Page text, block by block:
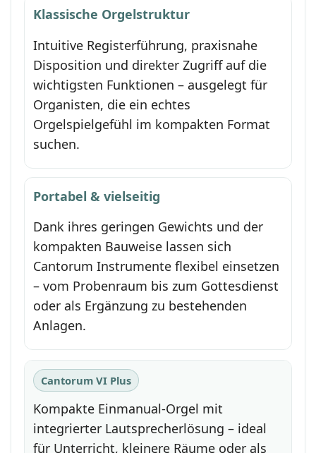
Klassische Orgelstruktur
Intuitive Registerführung, praxisnahe
Disposition und direkter Zugriff auf die
wichtigsten Funktionen – ausgelegt für
Organisten, die ein echtes
Orgelspielgefühl im kompakten Format
suchen.
Portabel & vielseitig
Dank ihres geringen Gewichts und der
kompakten Bauweise lassen sich
Cantorum Instrumente flexibel einsetzen
– vom Probenraum bis zum Gottesdienst
oder als Ergänzung zu bestehenden
Anlagen.
Cantorum VI Plus
Kompakte Einmanual-Orgel mit
integrierter Lautsprecherlösung – ideal
für Unterricht, kleinere Räume oder als